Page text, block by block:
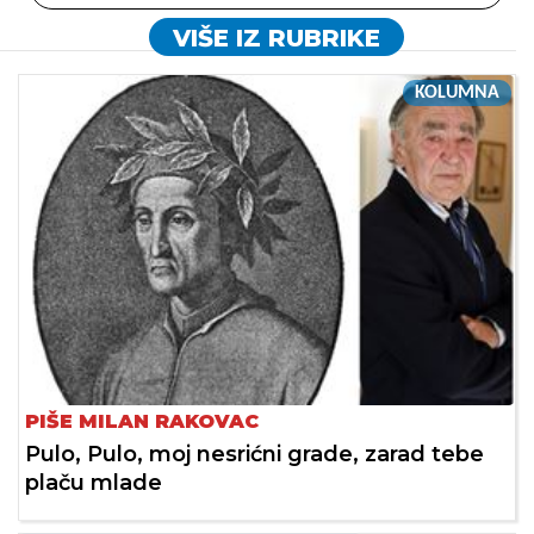
VIŠE IZ RUBRIKE
KOLUMNA
PIŠE MILAN RAKOVAC
Pulo, Pulo, moj nesrićni grade, zarad tebe
plaču mlade